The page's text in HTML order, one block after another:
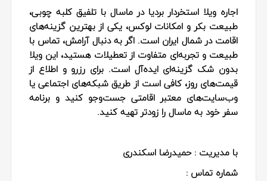
اجاره ویلا استخردار بردیا در ماسال با تلفیق کلبه چوبی،
طبیعت بکر و امکانات لوکس، یکی از بهترین گزینه‌های
اقامت در شمال ایران است. اگر به دنبال آرامش، تماس با
طبیعت و تجربه‌ای متفاوت از تعطیلات هستید، این ویلا
بدون شک گزینه‌ای ایده‌آل است. برای رزرو و اطلاع از
قیمت‌های روز، کافی است از طریق شبکه‌های اجتماعی یا
وب‌سایت‌های معتبر اقامتی جست‌وجو کنید و برنامه
سفر خود به ماسال را زودتر تهیه کنید.
با مدیریت : حمیدرضا اسکندری
شماره تماس :